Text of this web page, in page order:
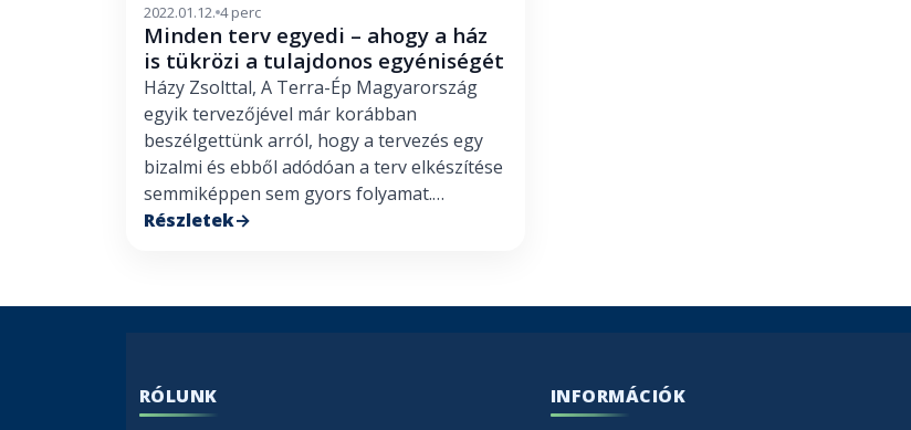
2022.01.12. 4 perc
Minden terv egyedi – ahogy a ház
is tükrözi a tulajdonos egyéniségét
Házy Zsolttal, A Terra-Ép Magyarország
egyik tervezőjével már korábban
beszélgettünk arról, hogy a tervezés egy
bizalmi és ebből adódóan a terv elkészítése
semmiképpen sem gyors folyamat.…
Részletek
RÓLUNK
INFORMÁCIÓK